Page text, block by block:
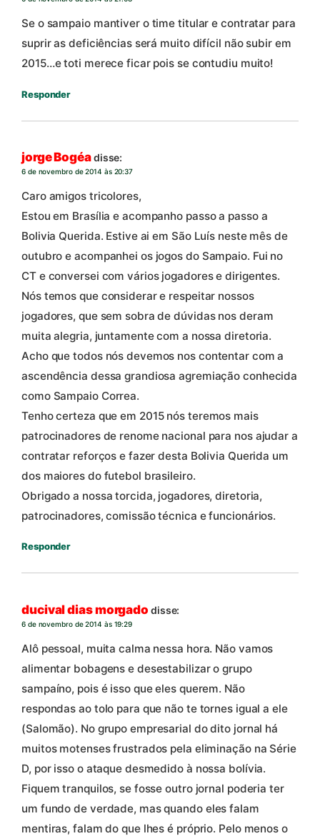
Se o sampaio mantiver o time titular e contratar para
suprir as deficiências será muito difícil não subir em
2015…e toti merece ficar pois se contudiu muito!
Responder
jorge Bogéadisse:
6 de novembro de 2014 às 20:37
Caro amigos tricolores,
Estou em Brasília e acompanho passo a passo a
Bolivia Querida. Estive ai em São Luís neste mês de
outubro e acompanhei os jogos do Sampaio. Fui no
CT e conversei com vários jogadores e dirigentes.
Nós temos que considerar e respeitar nossos
jogadores, que sem sobra de dúvidas nos deram
muita alegria, juntamente com a nossa diretoria.
Acho que todos nós devemos nos contentar com a
ascendência dessa grandiosa agremiação conhecida
como Sampaio Correa.
Tenho certeza que em 2015 nós teremos mais
patrocinadores de renome nacional para nos ajudar a
contratar reforços e fazer desta Bolivia Querida um
dos maiores do futebol brasileiro.
Obrigado a nossa torcida, jogadores, diretoria,
patrocinadores, comissão técnica e funcionários.
Responder
ducival dias morgado disse:
6 de novembro de 2014 às 19:29
Alô pessoal, muita calma nessa hora. Não vamos
alimentar bobagens e desestabilizar o grupo
sampaíno, pois é isso que eles querem. Não
respondas ao tolo para que não te tornes igual a ele
(Salomão). No grupo empresarial do dito jornal há
muitos motenses frustrados pela eliminação na Série
D, por isso o ataque desmedido à nossa bolívia.
Fiquem tranquilos, se fosse outro jornal poderia ter
um fundo de verdade, mas quando eles falam
mentiras, falam do que lhes é próprio. Pelo menos o